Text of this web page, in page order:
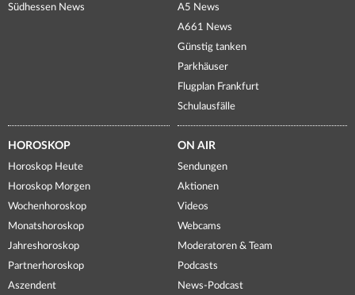
Südhessen News
A5 News
A661 News
Günstig tanken
Parkhäuser
Flugplan Frankfurt
Schulausfälle
HOROSKOP
Horoskop Heute
Horoskop Morgen
Wochenhoroskop
Monatshoroskop
Jahreshoroskop
Partnerhoroskop
Aszendent
ON AIR
Sendungen
Aktionen
Videos
Webcams
Moderatoren & Team
Podcasts
News-Podcast